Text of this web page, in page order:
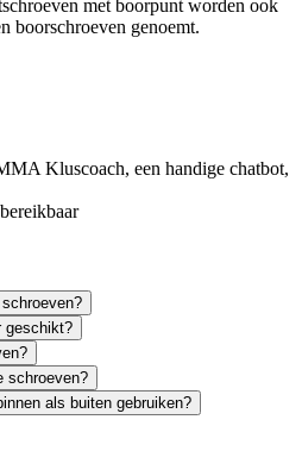
met boorpunt worden ook
boorschroeven genoemt.
Kluscoach, een handige chatbot,
geschikt?
schroeven?
als buiten gebruiken?